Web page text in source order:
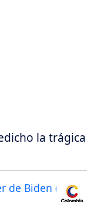
la trágica